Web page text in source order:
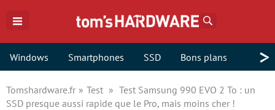
Windows Smartphones SSD Bons plans >
Tomshardware.fr Test
Test Samsung 990 EVO 2 To : un
SSD presque aussi rapide que le Pro, mais moins cher !